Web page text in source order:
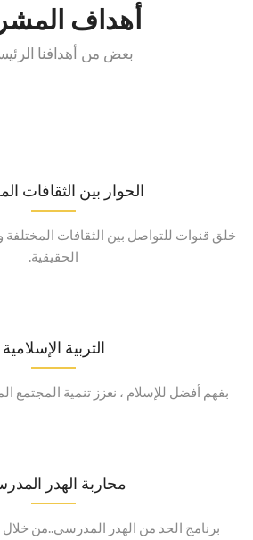
أهداف
بعض من أهدافنا
الحوار بين الثقافات
خلق قنوات للتواصل بين الثقافات المختلفة
الحقيقية.
التربية الإسلامية
بفهم أفضل للإسلام ، نعزز تنمية المجتمع
محاربة الهدر
برنامج الحد من الهدر المدرسي..من